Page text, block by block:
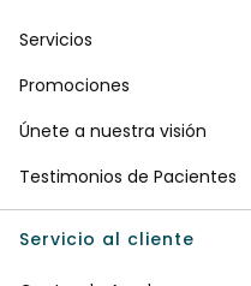
Servicios
Promociones
Únete a nuestra visión
Testimonios de Pacientes
Servicio al cliente